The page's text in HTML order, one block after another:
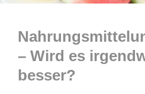
– Wird es
besser?